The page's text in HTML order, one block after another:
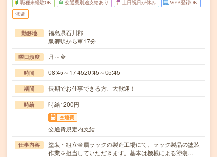
職種未経験OK 交通費別途支給あり 土日祝日が休み WEB登録OK
派遣
勤務地
福島県石川郡
泉郷駅から車17分
曜日頻度 月～金
時間 08:45～17:4520:45～05:45
期間 長期でお仕事できる方、大歓迎！
時給 時給1200円
交通費
交通費規定内支給
仕事内容
塗装・組立金属ラックの製造工場にて、ラック製品の塗装
作業を担当していただきます。基本は機械による塗装…